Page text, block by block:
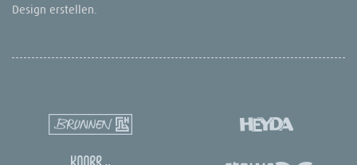
Design erstellen.